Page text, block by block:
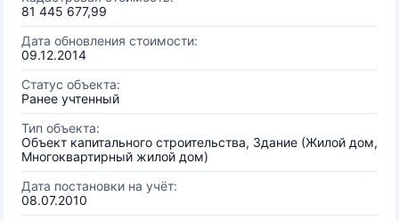
81 445 677,99
Дата обновления стоимости:
09.12.2014
Статус объекта:
Ранее учтенный
Тип объекта:
Объект капитального строительства, Здание (Жилой дом,
Многоквартирный жилой дом)
Дата постановки на учёт:
08.07.2010